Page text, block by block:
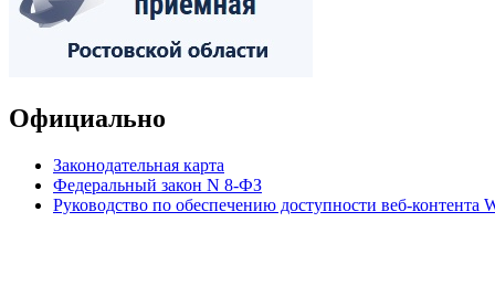
Официально
Законодательная карта
Федеральный закон N 8-ФЗ
Руководство по обеспечению доступности веб-контента